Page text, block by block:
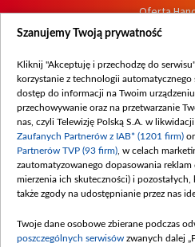
Oferta
Procedura
Szanujemy Twoją prywatność
Kliknij "Akceptuję i przechodzę do
korzystanie z technologii automatycznego
dostęp do informacji na Twoim
przechowywanie oraz na przetwarzanie
nas, czyli Telewizję Polską S.A. w likwidacji
Zaufanych Partnerów z IAB* (1201 firm)
Partnerów TVP (93 firm) , w celach
zautomatyzowanego dopasowania
mierzenia ich skuteczności) i
także zgody na udostępnianie przez nas
Twoje dane osobowe zbierane podczas
poszczególnych serwisów zwanych dalej